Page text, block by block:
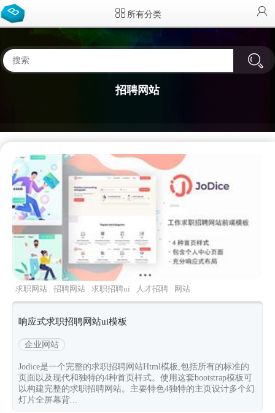
所有分类
招聘网站
求职网站 招聘网站 求职招聘ui 人才招聘
网站
ui模板
响应式求职招聘网站ui模板
企业网站
Jodice是一个完整的求职招聘网站Html模板,包括所有的标准的
页面以及现代和独特的4种首页样式。使用这套bootstrap模板可
以构建完整的求职招聘网站。主要特色4独特的主页设计多个幻
灯片全屏幕背...